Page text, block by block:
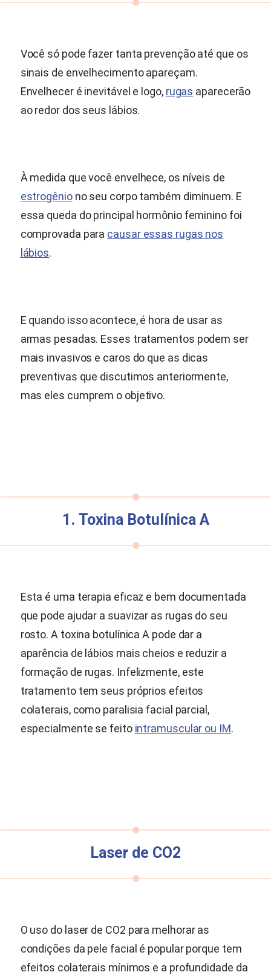
Você só pode fazer tanta prevenção até que os
sinais de envelhecimento apareçam.
Envelhecer é inevitável e logo, rugas aparecerão
ao redor dos seus lábios.
À medida que você envelhece, os níveis de
estrogêniono seu corpo também diminuem. E
essa queda do principal hormônio feminino foi
comprovada para causar essas rugas nos
lábios.
E quando isso acontece, é hora de usar as
armas pesadas. Esses tratamentos podem ser
mais invasivos e caros do que as dicas
preventivas que discutimos anteriormente,
mas eles cumprem o objetivo.
1. Toxina Botulínica A
Esta é uma terapia eficaz e bem documentada
que pode ajudar a suavizar as rugas do seu
rosto. A toxina botulínica A pode dar a
aparência de lábios mais cheios e reduzir a
formação de rugas. Infelizmente, este
tratamento tem seus próprios efeitos
colaterais, como paralisia facial parcial,
especialmente se feito intramuscular ou IM.
Laser de CO2
O uso do laser de CO2 para melhorar as
condições da pele facial é popular porque tem
efeitos colaterais mínimos e a profundidade da